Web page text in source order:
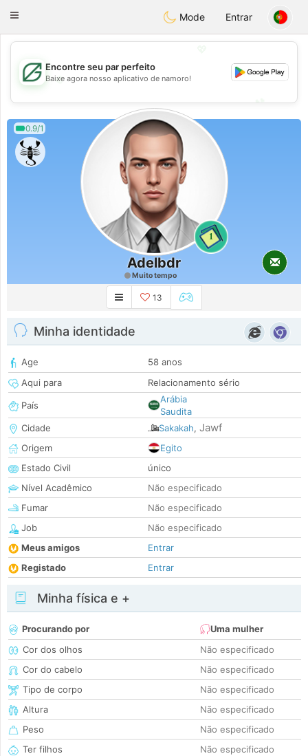
Dating
Toggle
Mode Entrar
💖
💕
💕
Encontre seu par perfeito
Baixe agora nosso aplicativo de namoro!
0.9/1
1
Adelbdr
Muito tempo
13
Minha identidade
Age
58 anos
Aqui para
Relacionamento sério
País
Arábia
Saudita
Cidade
Sakakah, Jawf
Origem
Egito
Estado Civil
único
Nível Acadêmico
Não especificado
Fumar
Não especificado
Job
Não especificado
Meus amigos
Entrar
Registado
Entrar
Minha física e +
Procurando por
Uma mulher
Cor dos olhos
Não especificado
Cor do cabelo
Não especificado
Tipo de corpo
Não especificado
Altura
Não especificado
Peso
Não especificado
Ter filhos
Não especificado